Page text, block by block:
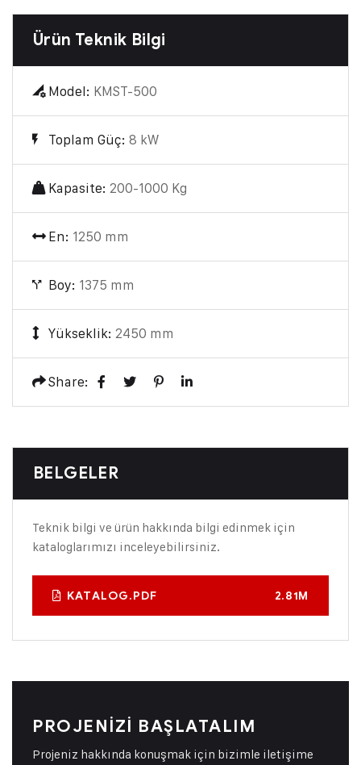
Ürün Teknik Bilgi
Model: KMST-500
Toplam Güç: 8 kW
Kapasite: 200-1000 Kg
En: 1250 mm
Boy: 1375 mm
Yükseklik: 2450 mm
Share:
BELGELER
Teknik bilgi ve ürün hakkında bilgi edinmek için
kataloglarımızı inceleyebilirsiniz.
KATALOG.PDF 2.81M
PROJENİZİ BAŞLATALIM
Projeniz hakkında konuşmak için bizimle iletişime